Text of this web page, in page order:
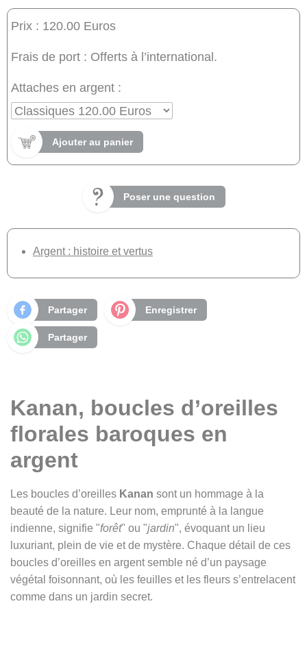
Prix : 120.00 Euros
Frais de port : Offerts à l’international.
Attaches en argent :
Ajouter au panier
Poser une question
Argent : histoire et vertus
Partager Enregistrer
Partager
Kanan, boucles d’oreilles
florales baroques en
argent
Les boucles d’oreilles Kanan sont un hommage à la
beauté de la nature. Leur nom, emprunté à la langue
indienne, signifie "forêt" ou "jardin", évoquant un lieu
luxuriant, plein de vie et de mystère. Chaque détail de ces
boucles d’oreilles en argent semble né d’un paysage
végétal foisonnant, où les feuilles et les fleurs s’entrelacent
comme dans un jardin secret.